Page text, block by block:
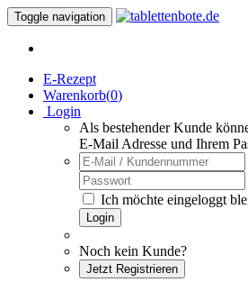
Toggle navigation
E-Rezept
Warenkorb(0)
Login
Als bestehender Kunde
E-Mail Adresse und Ihrem
Ich möchte eingeloggt
Login
Noch kein Kunde?
Jetzt Registrieren